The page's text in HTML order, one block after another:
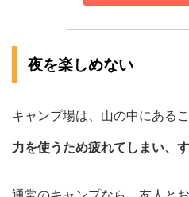
夜を楽しめない
キャンプ場は、山の中にあるこ
力を使うため疲れてしまい、